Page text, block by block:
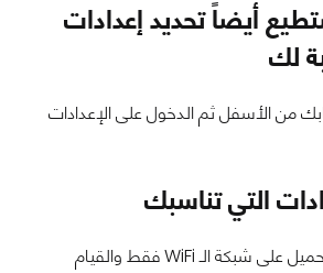
أيضاً تحديد إعدادات
لك
من الأسفل ثم الدخول على الإعدادات
التي تناسبك
والتي تتضمن الدقة، التحميل على شبكة الـ WiFi فقط والقيام